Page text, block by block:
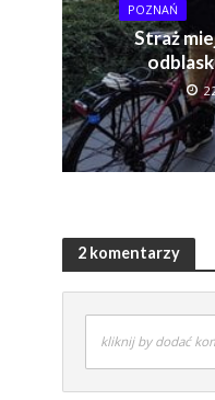
POZNAŃ
Straż
2 komentarzy
kliknij by dodać